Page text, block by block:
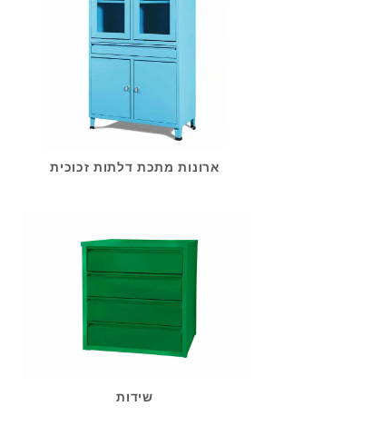
ארונות מתכת דלתות זכוכית
שידות